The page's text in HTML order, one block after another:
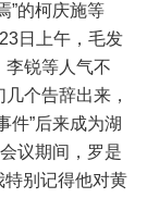
”的柯庆施等
日上午，毛发
李锐等人气不
个告辞出来，
件”后来成为湖
议期间，罗是
特别记得他对黄